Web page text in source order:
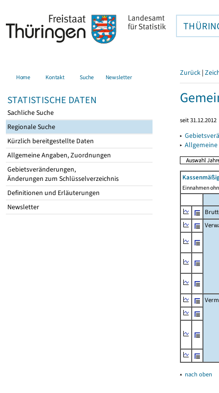
Home Kontakt Suche Newsletter
STATISTISCHE DATEN
Sachliche Suche
Regionale Suche
Kürzlich bereitgestellte Daten
Allgemeine Angaben, Zuordnungen
Gebietsveränderungen,
Änderungen zum Schlüsselverzeichnis
Definitionen und Erläuterungen
Newsletter
Zurück |
seit 31.12.2012
▸
▸
Einnahmen
▴ nach oben